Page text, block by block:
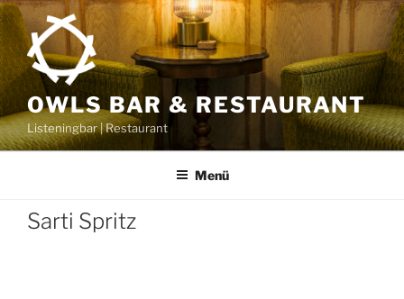
Zum
Inhalt
springen
OWLS BAR & RESTAURANT
Listeningbar | Restaurant
Menü
Sarti Spritz